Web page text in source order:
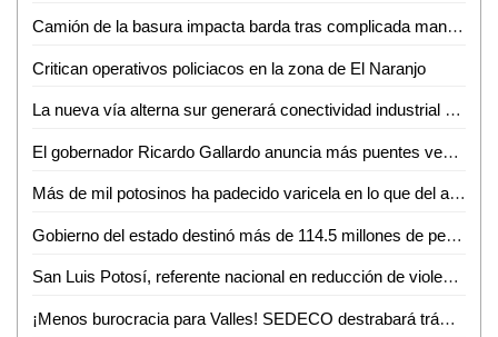
Camión de la basura impacta barda tras complicada maniobra en Villas del Carmen
Critican operativos policiacos en la zona de El Naranjo
La nueva vía alterna sur generará conectividad industrial en SLP
El gobernador Ricardo Gallardo anuncia más puentes vehiculares para la zona metropolitana
Más de mil potosinos ha padecido varicela en lo que del año
Gobierno del estado destinó más de 114.5 millones de pesos en créditos durante junio
San Luis Potosí, referente nacional en reducción de violencia
¡Menos burocracia para Valles! SEDECO destrabará trámites para empresarios